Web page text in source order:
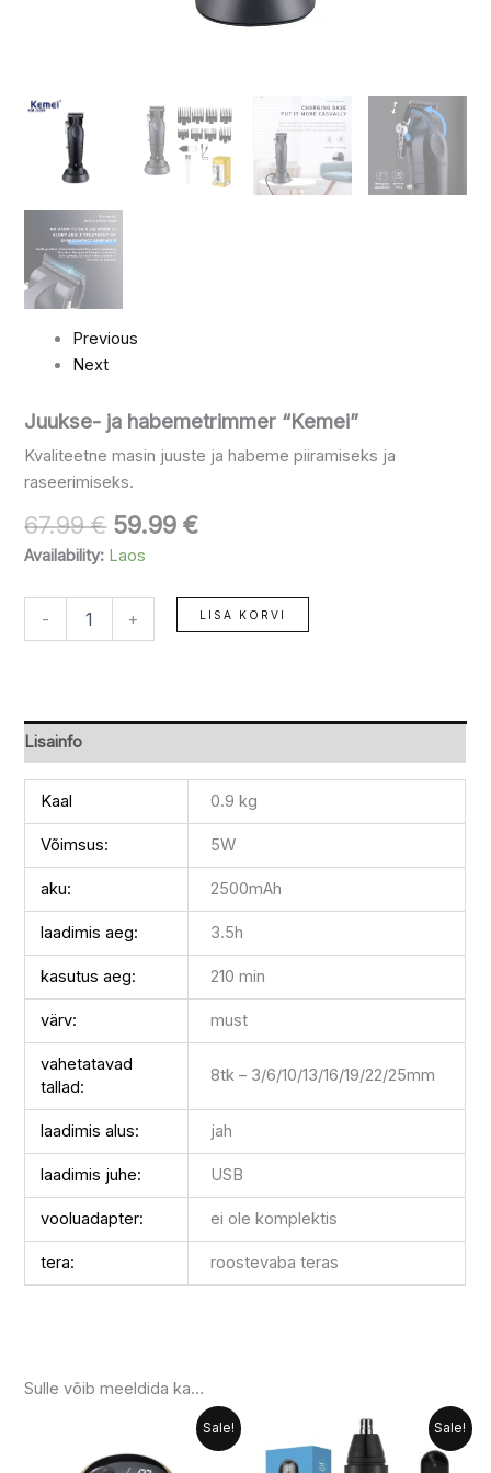
Previous
Next
Juukse- ja habemetrimmer “Kemei”
Kvaliteetne masin juuste ja habeme piiramiseks ja
raseerimiseks.
67.99€ 59.99€
Availability: Laos
- + LISA KORVI
Lisainfo
Kaal 0.9 kg
Võimsus: 5W
aku: 2500mAh
laadimis aeg: 3.5h
kasutus aeg: 210 min
värv: must
vahetatavad
tallad:
8tk – 3/6/10/13/16/19/22/25mm
laadimis alus: jah
laadimis juhe: USB
vooluadapter: ei ole komplektis
tera: roostevaba teras
Sulle võib meeldida ka…
Sale!
oli:
Praegune
hind
Sale!
Algne
hind
oli:
Praegune
hind
on: